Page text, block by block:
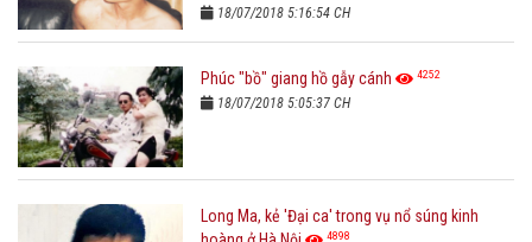
18/07/2018 5:16:54 CH
Phúc "bồ" giang hồ gẫy cánh 4252
18/07/2018 5:05:37 CH
Long Ma, kẻ 'Đại ca' trong vụ nổ súng kinh
4898